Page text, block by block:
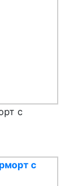
с